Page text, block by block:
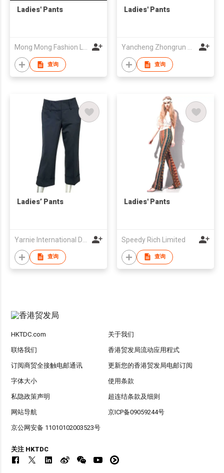
Ladies' Pants
Mong Mong Fashion Limited
查询
Ladies' Pants
Yancheng Zhongrun Textile Co., Ltd
查询
Ladies’ Pants
查询
Ladies' Pants
Speedy Rich Limited
查询
HKTDC.com 关于我们
联络我们 香港贸发局流动应用程式
订阅商贸全接触电邮通讯 更新您的香港贸发局电邮订阅
字体大小 使用条款
私隐政策声明 超连结条款及细则
网站导航 京ICP备09059244号
京公网安备 11010102003523号
关注 HKTDC